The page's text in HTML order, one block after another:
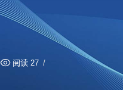
阅读 27